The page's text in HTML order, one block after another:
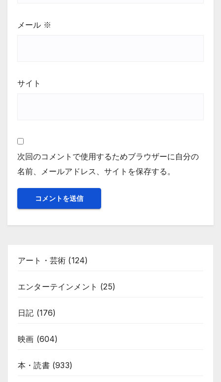
メール ※
サイト
次回のコメントで使用するためブラウザーに自分の
名前、メールアドレス、サイトを保存する。
アート・芸術 (124)
エンターテインメント (25)
日記 (176)
映画 (604)
本・読書(933)